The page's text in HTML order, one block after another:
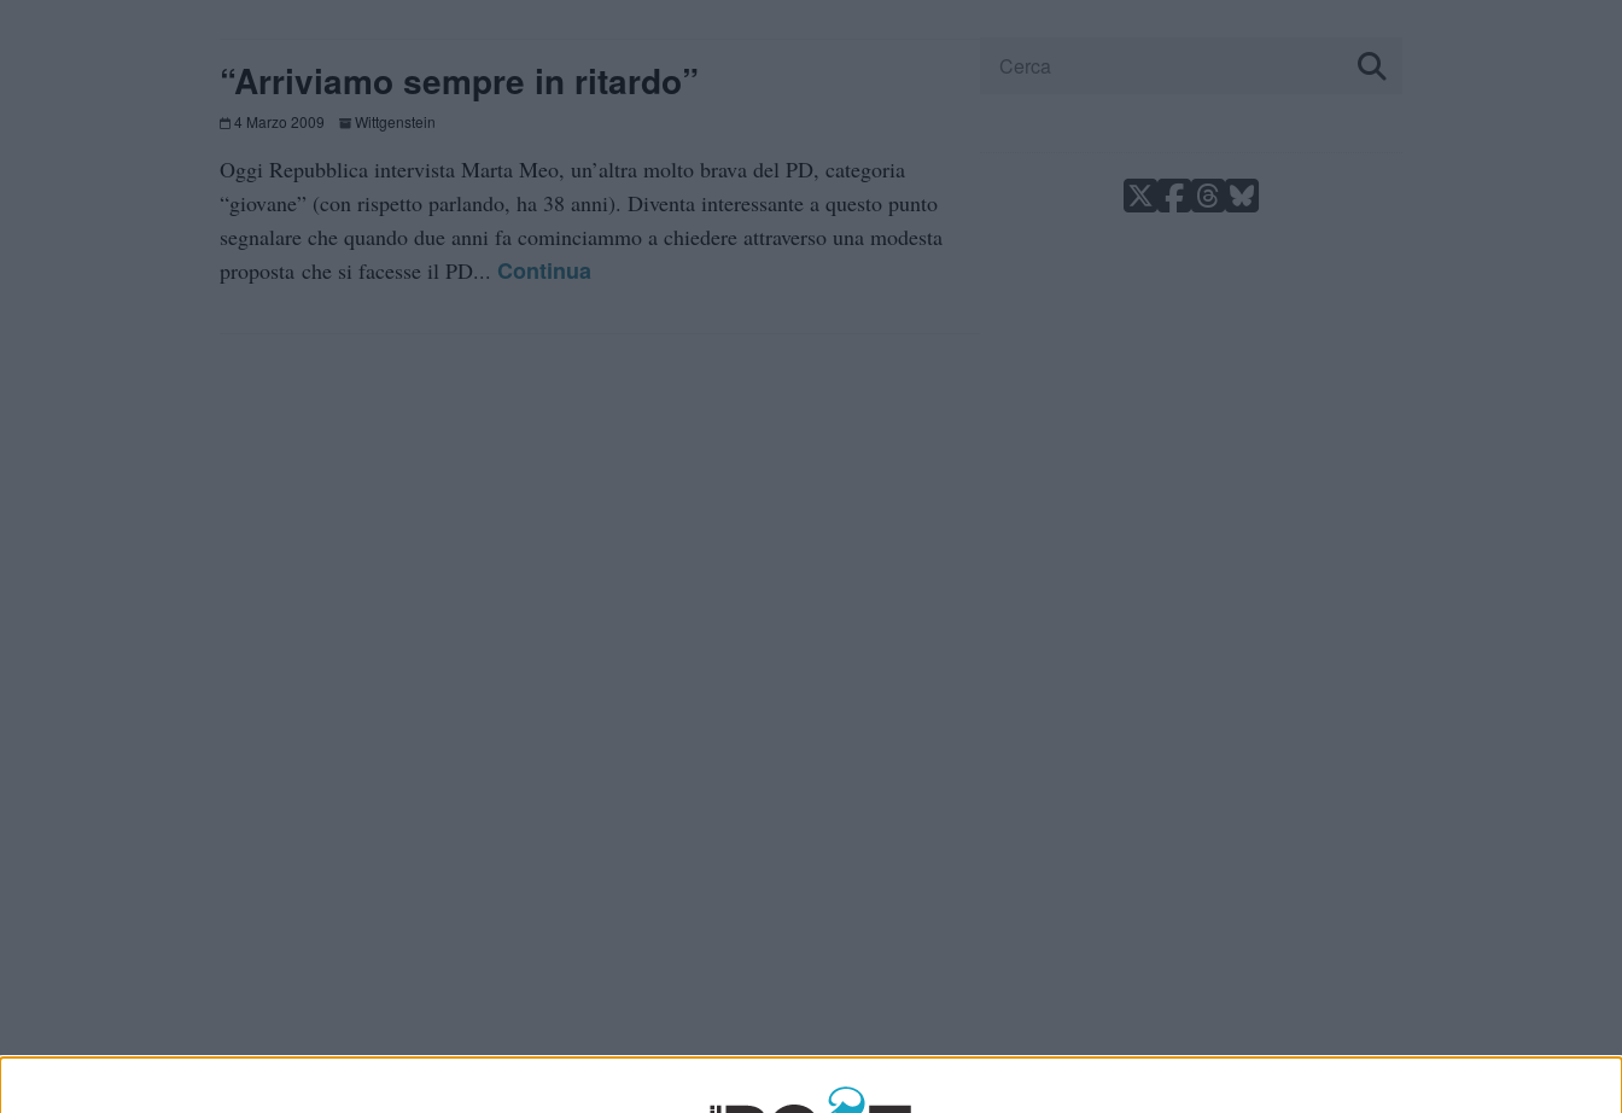
“Arriviamo sempre in ritardo”
4 Marzo 2009 Wittgenstein
Oggi Repubblica intervista Marta Meo, un’altra molto brava del PD, categoria
“giovane” (con rispetto parlando, ha 38 anni). Diventa interessante a questo punto
segnalare che quando due anni fa cominciammo a chiedere attraverso una modesta
proposta che si facesse il PD... Continua